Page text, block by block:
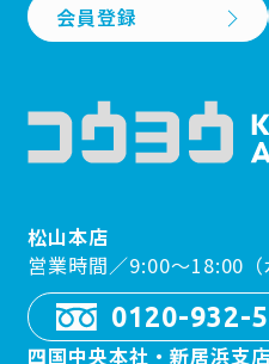
会員登録
松山本店
営業時間／9:00〜18:00（
0120-932-
四国中央本社・新居浜支店